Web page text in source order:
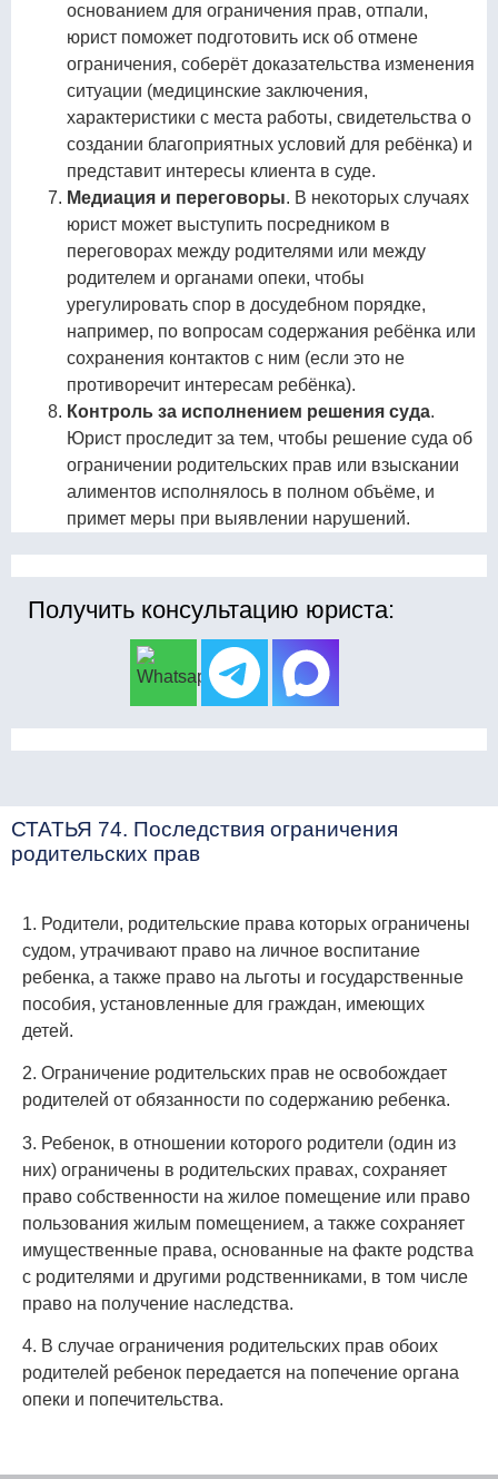
основанием для ограничения прав, отпали,
юрист поможет подготовить иск об отмене
ограничения, соберёт доказательства изменения
ситуации (медицинские заключения,
характеристики с места работы, свидетельства о
создании благоприятных условий для ребёнка) и
представит интересы клиента в суде.
Медиация и переговоры. В некоторых случаях
юрист может выступить посредником в
переговорах между родителями или между
родителем и органами опеки, чтобы
урегулировать спор в досудебном порядке,
например, по вопросам содержания ребёнка или
сохранения контактов с ним (если это не
противоречит интересам ребёнка).
Контроль за исполнением решения суда.
Юрист проследит за тем, чтобы решение суда об
ограничении родительских прав или взыскании
алиментов исполнялось в полном объёме, и
примет меры при выявлении нарушений.
Получить консультацию юриста:
СТАТЬЯ 74. Последствия ограничения
родительских прав
1. Родители, родительские права которых ограничены
судом, утрачивают право на личное воспитание
ребенка, а также право на льготы и государственные
пособия, установленные для граждан, имеющих
детей.
2. Ограничение родительских прав не освобождает
родителей от обязанности по содержанию ребенка.
3. Ребенок, в отношении которого родители (один из
них) ограничены в родительских правах, сохраняет
право собственности на жилое помещение или право
пользования жилым помещением, а также сохраняет
имущественные права, основанные на факте родства
с родителями и другими родственниками, в том числе
право на получение наследства.
4. В случае ограничения родительских прав обоих
родителей ребенок передается на попечение органа
опеки и попечительства.